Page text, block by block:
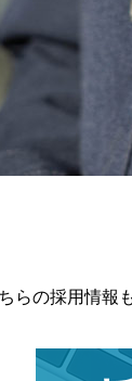
らの採用情報